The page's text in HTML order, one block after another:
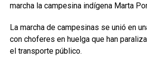
marcha la campesina indígena Marta
La marcha de campesinas se unió en
con choferes en huelga que han
el transporte público.